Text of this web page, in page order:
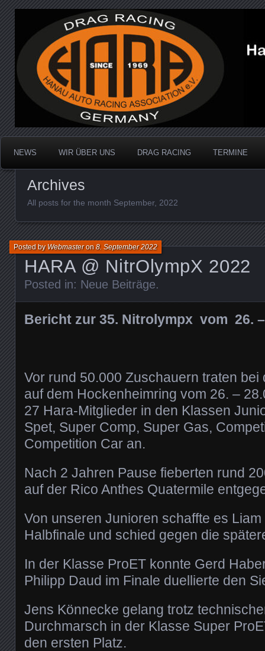
Hanau Auto Racing
Dragracing auf der 1/4 Meile
NEWS WIR ÜBER UNS DRAG RACING TERMINE
Archives
All posts for the month September, 2022
HARA @ NitrOlympX 2022
Posted byWebmasteron8. September 2022
Posted in: Neue Beiträge.
Bericht zur 35. Nitrolympx vom 26.
Vor rund 50.000 Zuschauern traten bei
auf dem Hockenheimring vom 26. –
27 Hara-Mitglieder in den Klassen
Spet, Super Comp, Super Gas,
Competition Car an.
Nach 2 Jahren Pause fieberten rund
auf der Rico Anthes Quatermile
Von unseren Junioren schaffte es
Halbfinale und schied gegen die
In der Klasse ProET konnte Gerd
Philipp Daud im Finale duellierte den
Jens Könnecke gelang trotz
Durchmarsch in der Klasse Super
den ersten Platz.